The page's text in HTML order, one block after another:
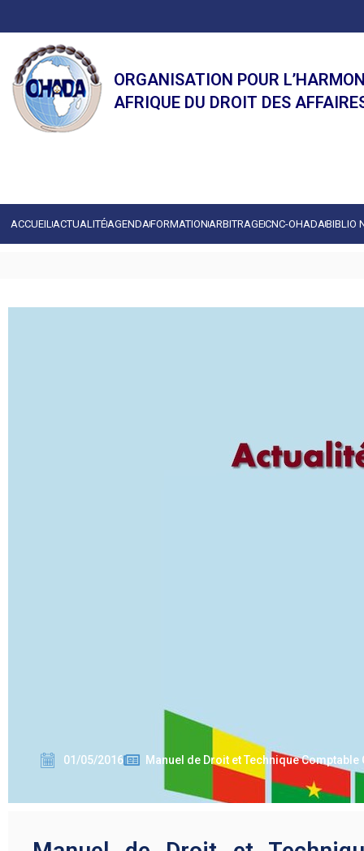
ORGANISATION POUR
AFRIQUE DU DROIT DES
ACCUEIL ACTUALITÉAGENDAFORMATION ARBITRAGECNC-OHADABIBLIO
01/05/2016 Manuel de Droit et Technique